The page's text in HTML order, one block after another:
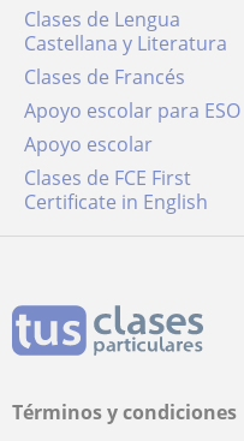
Clases de Lengua
Castellana y Literatura
Clases de Francés
Apoyo escolar para ESO
Apoyo escolar
Clases de FCE First
Certificate in English
Términos y condiciones